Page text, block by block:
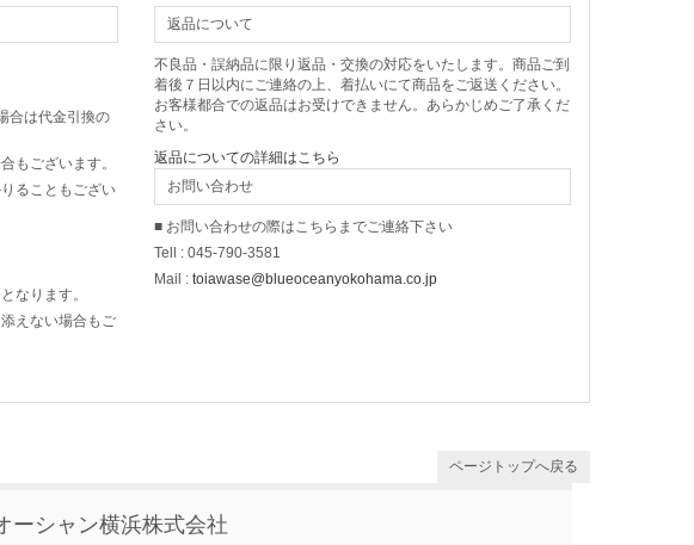
合は代金引換の
もございます。
ることもござい
なります。
えない場合もご
返品について
不良品・誤納品に限り返品・交換の対応をいたします。商品ご到
着後７日以内にご連絡の上、着払いにて商品をご返送ください。
お客様都合での返品はお受けできません。あらかじめご了承くだ
さい。
返品についての詳細はこちら
お問い合わせ
■ お問い合わせの際はこちらまでご連絡下さい
Tell : 045-790-3581
Mail : toiawase@blueoceanyokohama.co.jp
ページトップへ戻る
ーシャン横浜株式会社